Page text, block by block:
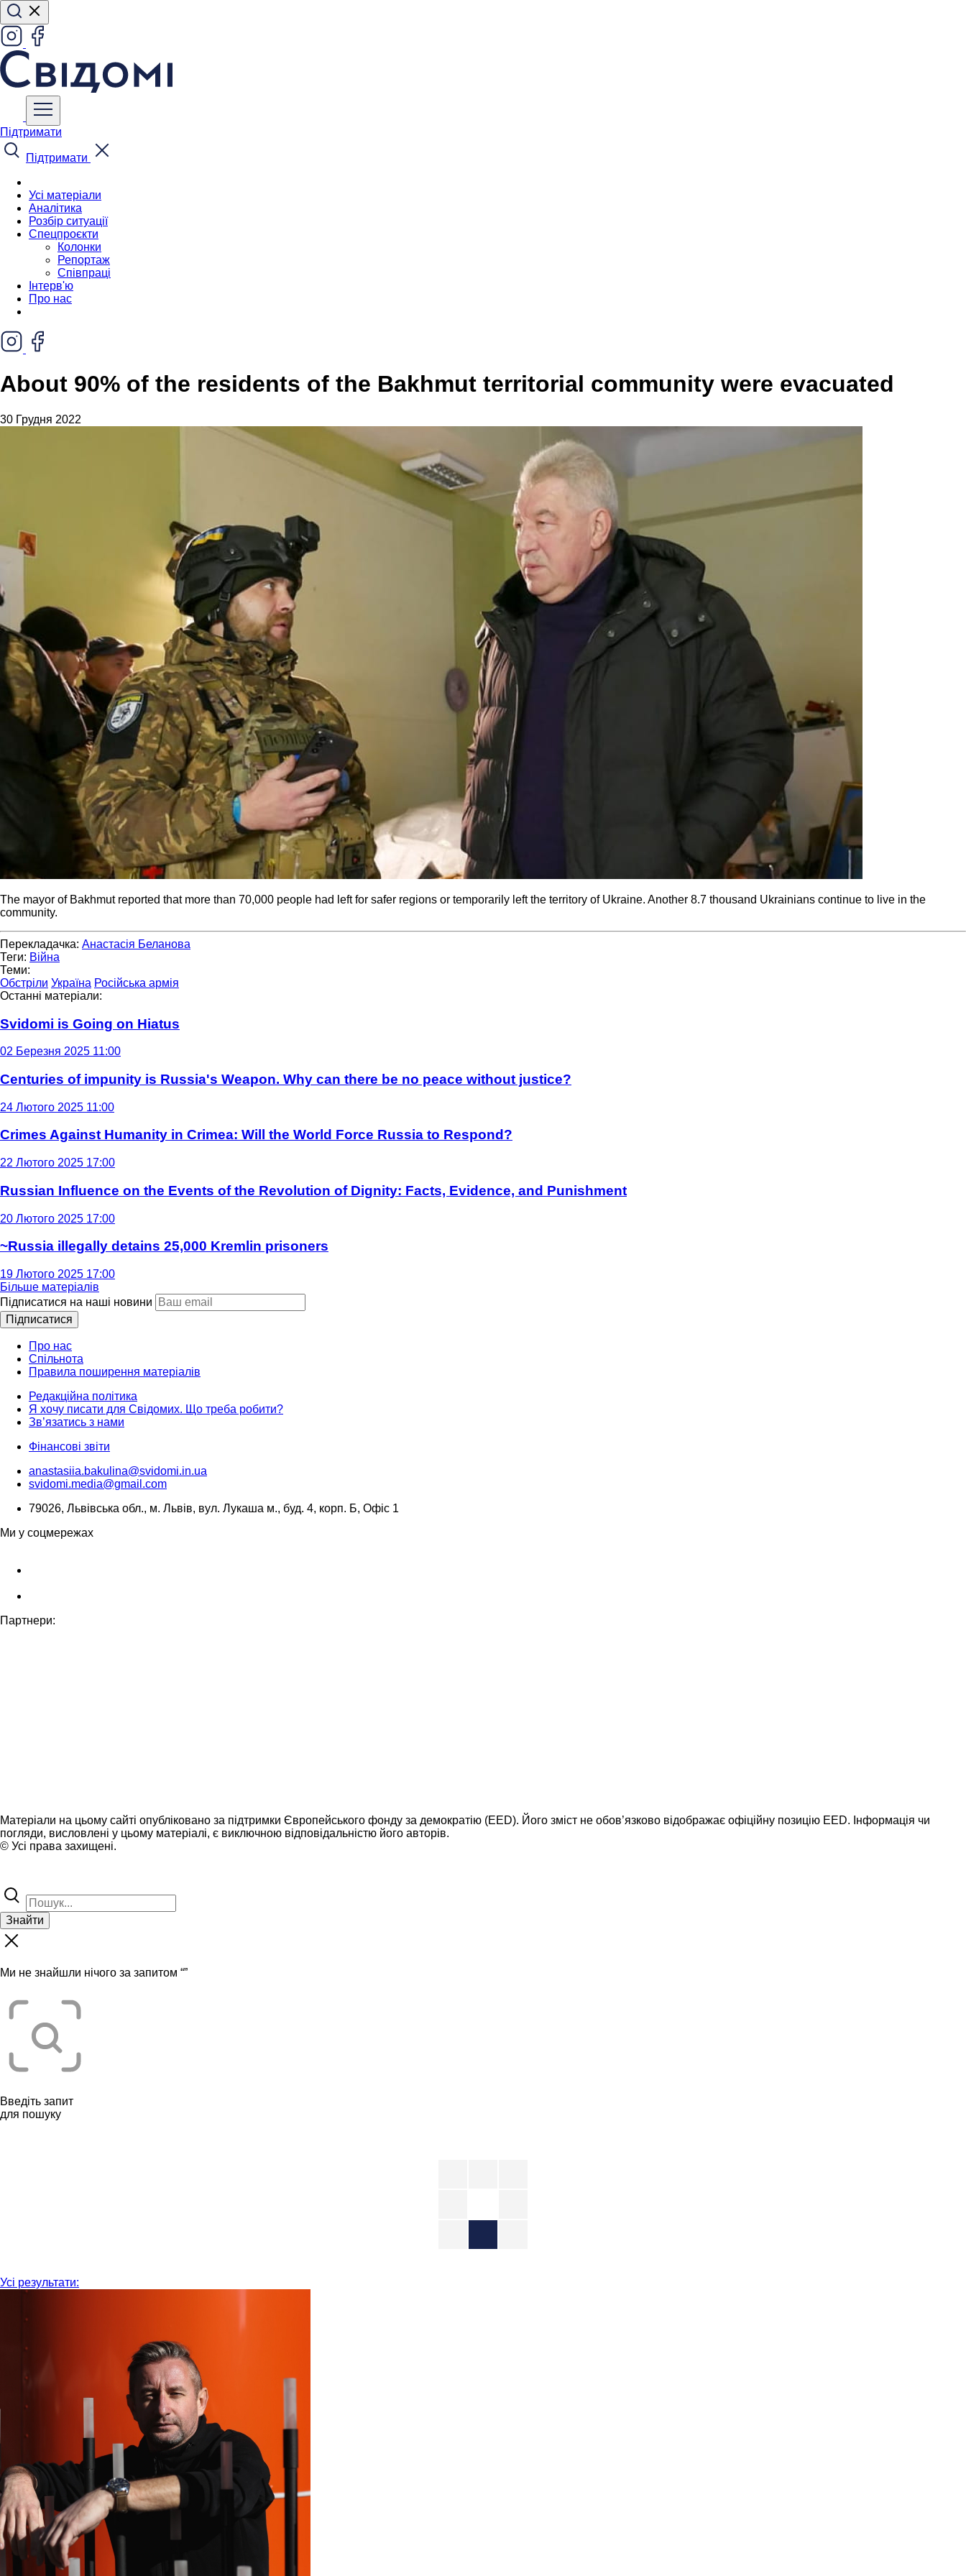
Підтримати
Підтримати
Усі матеріали
Аналітика
Розбір ситуації
Спецпроєкти
Колонки
Репортаж
Співпраці
Інтерв'ю
Про нас
About 90% of the residents of the Bakhmut territorial community were evacuated
30 Грудня 2022
The mayor of Bakhmut reported that more than 70,000 people had left for safer regions or temporarily left the territory of Ukraine. Another 8.7 thousand Ukrainians continue to live in the
community.
Перекладачка: Анастасія Беланова
Теги: Війна
Теми:
Обстріли Україна Російська армія
Останні матеріали:
Svidomi is Going on Hiatus
02 Березня 2025 11:00
Centuries of impunity is Russia's Weapon. Why can there be no peace without justice?
24 Лютого 2025 11:00
Crimes Against Humanity in Crimea: Will the World Force Russia to Respond?
22 Лютого 2025 17:00
Russian Influence on the Events of the Revolution of Dignity: Facts, Evidence, and Punishment
20 Лютого 2025 17:00
~Russia illegally detains 25,000 Kremlin prisoners
19 Лютого 2025 17:00
Більше матеріалів
Підписатися на наші новини
Підписатися
Про нас
Спільнота
Правила поширення матеріалів
Редакційна політика
Я хочу писати для Свідомих. Що треба робити?
Зв’язатись з нами
Фінансові звіти
anastasiia.bakulina@svidomi.in.ua
svidomi.media@gmail.com
79026, Львівська обл., м. Львів, вул. Лукаша м., буд. 4, корп. Б, Офіс 1
Ми у соцмережах
Партнери:
Матеріали на цьому сайті опубліковано за підтримки Європейського фонду за демократію (EED). Його зміст не обов’язково відображає офіційну позицію EED. Інформація чи
погляди, висловлені у цьому матеріалі, є виключною відповідальністю його авторів.
© Усі права захищені.
Знайти
Ми не знайшли нічого за запитом “”
Введіть запит
для пошуку
Усі результати: